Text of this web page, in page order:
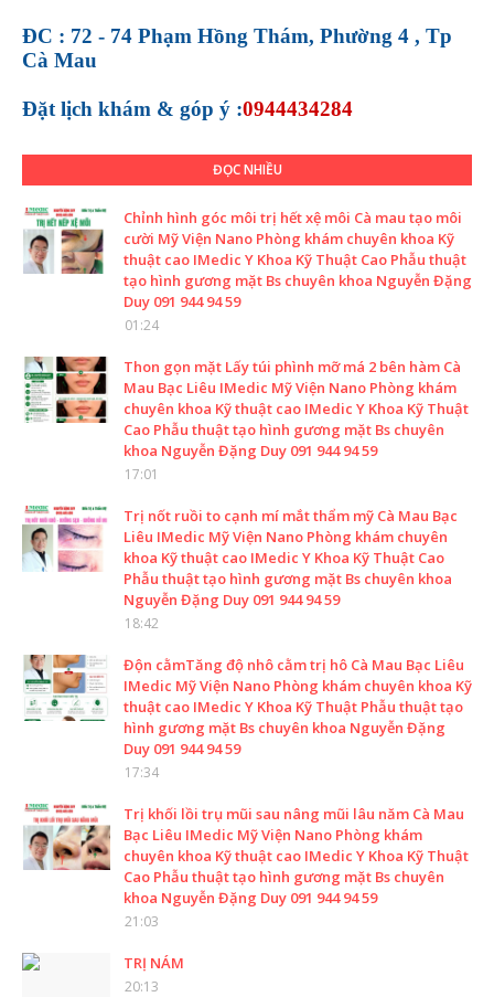
ĐC : 72 - 74 Phạm Hồng Thám, Phường 4 , Tp
Cà Mau
Đặt lịch khám & góp ý :0944434284
ĐỌC NHIỀU
Chỉnh hình góc môi trị hết xệ môi Cà mau tạo môi
cười Mỹ Viện Nano Phòng khám chuyên khoa Kỹ
thuật cao IMedic Y Khoa Kỹ Thuật Cao Phẫu thuật
tạo hình gương mặt Bs chuyên khoa Nguyễn Đặng
Duy 091 944 94 59
01:24
Thon gọn mặt Lấy túi phình mỡ má 2 bên hàm Cà
Mau Bạc Liêu IMedic Mỹ Viện Nano Phòng khám
chuyên khoa Kỹ thuật cao IMedic Y Khoa Kỹ Thuật
Cao Phẫu thuật tạo hình gương mặt Bs chuyên
khoa Nguyễn Đặng Duy 091 944 94 59
17:01
Trị nốt ruồi to cạnh mí mắt thẩm mỹ Cà Mau Bạc
Liêu IMedic Mỹ Viện Nano Phòng khám chuyên
khoa Kỹ thuật cao IMedic Y Khoa Kỹ Thuật Cao
Phẫu thuật tạo hình gương mặt Bs chuyên khoa
Nguyễn Đặng Duy 091 944 94 59
18:42
Độn cằmTăng độ nhô cằm trị hô Cà Mau Bạc Liêu
IMedic Mỹ Viện Nano Phòng khám chuyên khoa Kỹ
thuật cao IMedic Y Khoa Kỹ Thuật Phẫu thuật tạo
hình gương mặt Bs chuyên khoa Nguyễn Đặng
Duy 091 944 94 59
17:34
Trị khối lồi trụ mũi sau nâng mũi lâu năm Cà Mau
Bạc Liêu IMedic Mỹ Viện Nano Phòng khám
chuyên khoa Kỹ thuật cao IMedic Y Khoa Kỹ Thuật
Cao Phẫu thuật tạo hình gương mặt Bs chuyên
khoa Nguyễn Đặng Duy 091 944 94 59
21:03
TRỊ NÁM
20:13